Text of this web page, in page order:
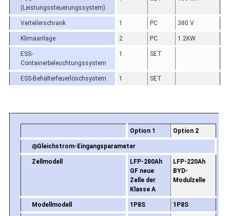
(Leistungssteuerungssystem)
Verteilerschrank 1 PC 380 V
Klimaanlage 2 PC 1.2KW
ESS-
Containerbeleuchtungssystem
1 SET
ESS-Behälterfeuerlöschsystem 1 SET
Option 1 Option 2
◎Gleichstrom-Eingangsparameter
Zellmodell
LFP-280Ah
GF neue
Zelle der
Klasse A
LFP-220Ah
BYD-
Modulzelle
Modellmodell 1P8S 1P8S